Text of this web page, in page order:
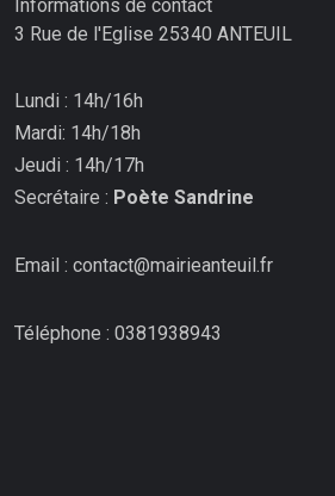
Informations de contact
3 Rue de l'Eglise 25340 ANTEUIL
Lundi : 14h/16h
Mardi: 14h/18h
Jeudi : 14h/17h
Secrétaire : Poète Sandrine
Email : contact@mairieanteuil.fr
Téléphone : 0381938943